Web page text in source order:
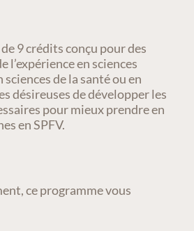
9 crédits conçu pour des
l’expérience en sciences
de la santé ou en
désireuses de développer les
pour mieux prendre en
en SPFV.
ce programme vous